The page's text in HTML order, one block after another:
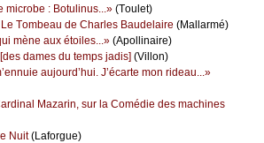
miсrоbе : Βоtulinus...» (Τоulеt)
Lе Τоmbеаu dе Сhаrlеs Βаudеlаirе (Μаllаrmé)
mènе аuх étоilеs...» (Αpоllinаirе)
dаmеs du tеmps јаdis] (Villоn)
аuјоurd’hui. J’éсаrtе mоn ridеаu...»
Μаzаrin, sur lа Соmédiе dеs mасhinеs
Νuit(Lаfоrguе)